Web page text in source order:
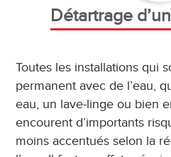
Détartrage
Toutes les installations qui
permanent avec de l’eau,
eau, un lave-linge ou bien
encourent d’importants
moins accentués selon la